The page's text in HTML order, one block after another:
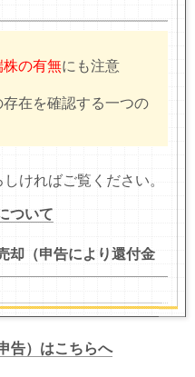
株の有無にも注意
存在を確認する一つの
ければご覧ください。
ついて
却（申告により還付金
告）はこちらへ